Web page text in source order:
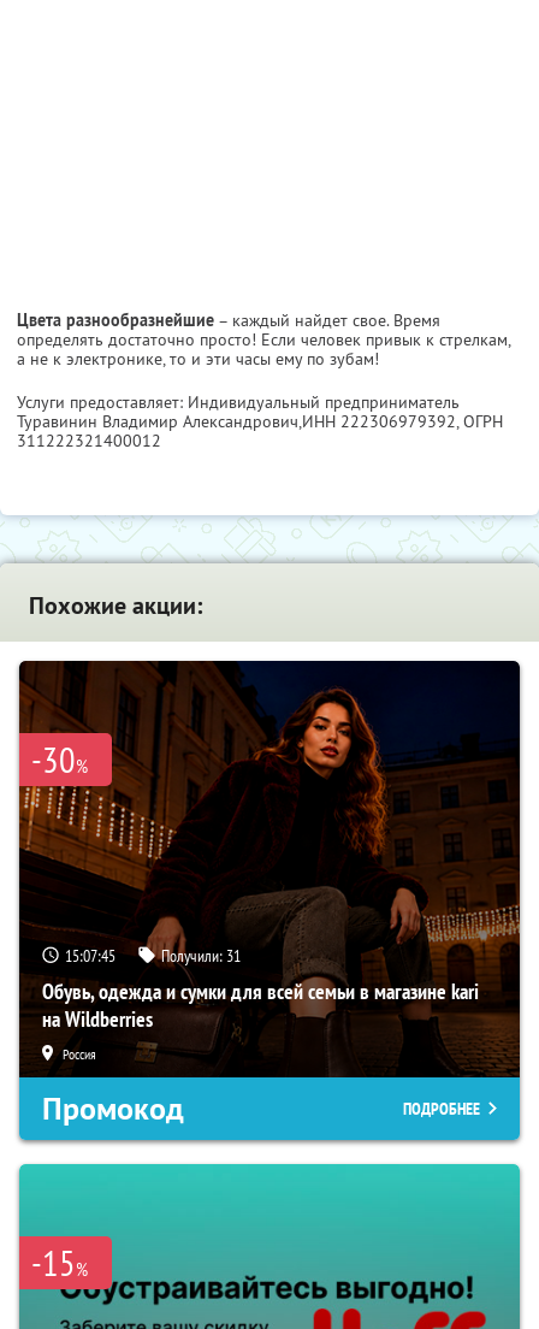
Цвета разнообразнейшие – каждый найдет свое. Время
определять достаточно просто! Если человек привык к стрелкам,
а не к электронике, то и эти часы ему по зубам!
Услуги предоставляет: Индивидуальный предприниматель
Туравинин Владимир Александрович,ИНН 222306979392, ОГРН
311222321400012
Похожие акции:
-30%
15:07:44 Получили: 31
Обувь, одежда и сумки для всей семьи в магазине kari
на Wildberries
Россия
Промокод ПОДРОБНЕЕ
-15%